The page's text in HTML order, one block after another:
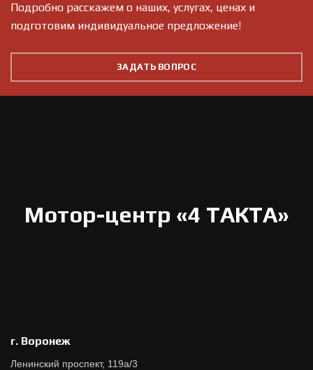
Подробно расскажем о наших, услугах, ценах и
подготовим индивидуальное предложение!
ЗАДАТЬ ВОПРОС
Мотор-центр «4 ТАКТА»
г. Воронеж
Ленинский проспект, 119а/3